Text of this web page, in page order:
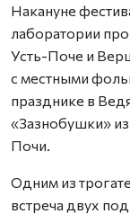
Накануне
лаборатории
Усть-Поче и
с местными
празднике в
«Зазнобушки»
Почи.
Одним из
встреча двух